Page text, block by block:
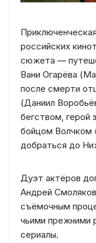
российских
сюжета —
Вани Огарёва
после смерти
(Даниил
бегством, герой
бойцом Волчком
добраться до
Дуэт актёров
Андрей
съёмочным
чьими прежними
сериалы.